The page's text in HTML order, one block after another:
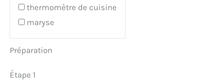
thermomètre de cuisine
maryse
Préparation
Étape 1